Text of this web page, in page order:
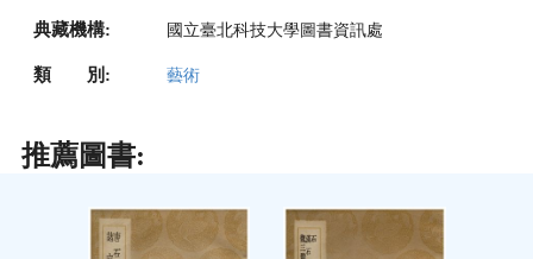
典藏機構: 國立臺北科技大學圖書資訊處
類 別: 藝術
推薦圖書: